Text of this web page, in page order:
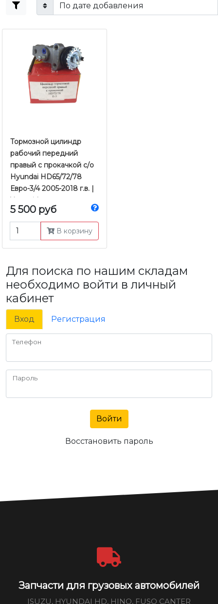
Тормозной цилиндр
рабочий передний
правый с прокачкой с/о
Hyundai HD65/72/78
Евро-3/4 2005-2018 г.в. |
Yamasida
5 500 руб
В корзину
Для поиска по нашим складам
необходимо войти в личный
кабинет
Вход Регистрация
Телефон
Пароль
Войти
Восстановить пароль
Запчасти для грузовых автомобилей
ISUZU, HYUNDAI HD, HINO, FUSO CANTER